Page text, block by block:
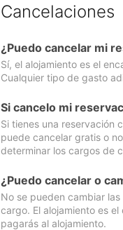
Cancelaciones
¿Puedo cancelar mi
Sí, el alojamiento es el
Cualquier tipo de gasto
Si cancelo mi
Si tienes una reservación
puede cancelar gratis o
determinar los cargos de
¿Puedo cancelar o
No se pueden cambiar
cargo. El alojamiento es
pagarás al alojamiento.